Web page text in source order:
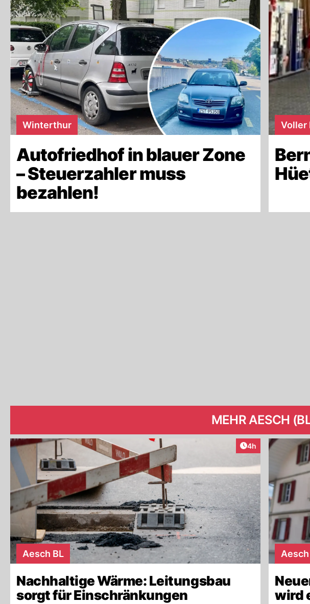
Winterthur
Autofriedhof in blauer Zone
– Steuerzahler muss
bezahlen!
Voller
MEHR AESCH
Artikel
4h
Aesch BL
Nachhaltige Wärme: Leitungsbau
sorgt für Einschränkungen
Aesch
wird